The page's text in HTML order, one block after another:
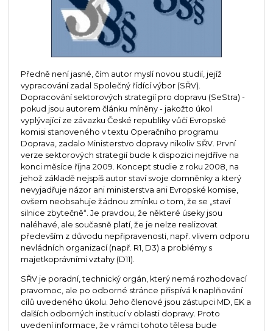
Předně není jasné, čím autor myslí novou studií, jejíž
vypracování zadal Společný řídící výbor (SŘV).
Dopracování sektorových strategií pro dopravu (SeStra) -
pokud jsou autorem článku míněny - jakožto úkol
vyplývající ze závazku České republiky vůči Evropské
komisi stanoveného v textu Operačního programu
Doprava, zadalo Ministerstvo dopravy nikoliv SŘV. První
verze sektorových strategií bude k dispozici nejdříve na
konci měsíce října 2009. Koncept studie z roku 2008, na
jehož základě nejspíš autor staví svoje domněnky a který
nevyjadřuje názor ani ministerstva ani Evropské komise,
ovšem neobsahuje žádnou zmínku o tom, že se „staví
silnice zbytečně“. Je pravdou, že některé úseky jsou
naléhavé, ale současně platí, že je nelze realizovat
především z důvodu nepřipravenosti, např. vlivem odporu
nevládních organizací (např. R1, D3) a problémy s
majetkoprávními vztahy (D11).
SŘV je poradní, technický orgán, který nemá rozhodovací
pravomoc, ale po odborné stránce přispívá k naplňování
cílů uvedeného úkolu. Jeho členové jsou zástupci MD, EK a
dalších odborných institucí v oblasti dopravy. Proto
uvedení informace, že v rámci tohoto tělesa bude